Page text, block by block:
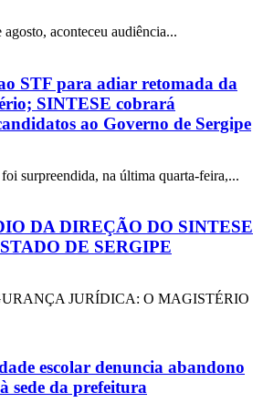
aconteceu audiência...
STF para adiar retomada da
SINTESE cobrará
ao Governo de Sergipe
surpreendida, na última quarta-feira,...
DA DIREÇÃO DO SINTESE
DE SERGIPE
JURÍDICA: O MAGISTÉRIO
escolar denuncia abandono
sede da prefeitura